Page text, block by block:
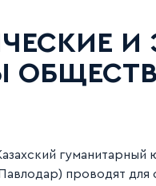
И
проводят для